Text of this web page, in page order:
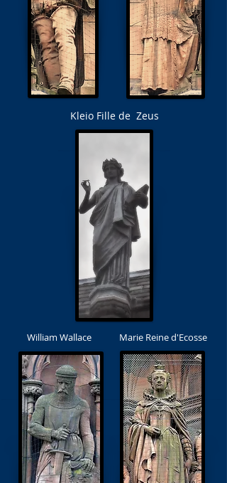
Kleio Fille de Zeus
William Wallace Marie Reine d'Ecosse